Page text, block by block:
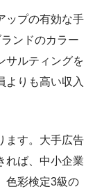
ップの有効な手
ンドのカラー
サルティングを
よりも高い収入
ます。大手広告
れば、中小企業
色彩検定3級の